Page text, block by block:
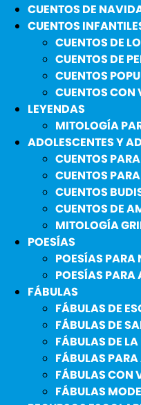
CUENTOS DE
CUENTOS
CUENTOS DE
CUENTOS DE
CUENTOS
CUENTOS CON
LEYENDAS
MITOLOGÍA
ADOLESCENTES Y
CUENTOS
CUENTOS
CUENTOS
CUENTOS DE
MITOLOGÍA
POESÍAS
POESÍAS PARA
POESÍAS PARA
FÁBULAS
FÁBULAS DE
FÁBULAS DE
FÁBULAS DE
FÁBULAS
FÁBULAS CON
FÁBULAS